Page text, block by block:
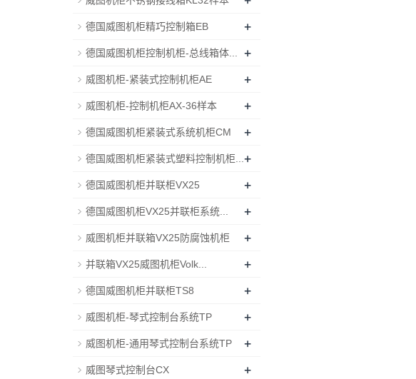
德国威图机柜精巧控制箱EB +
德国威图机柜控制机柜-总线箱体... +
威图机柜-紧装式控制机柜AE +
威图机柜-控制机柜AX-36样本 +
德国威图机柜紧装式系统机柜CM +
德国威图机柜紧装式塑料控制机柜... +
德国威图机柜并联柜VX25 +
德国威图机柜VX25并联柜系统... +
威图机柜并联箱VX25防腐蚀机柜 +
并联箱VX25威图机柜Volk... +
德国威图机柜并联柜TS8 +
威图机柜-琴式控制台系统TP +
威图机柜-通用琴式控制台系统TP +
威图琴式控制台CX +